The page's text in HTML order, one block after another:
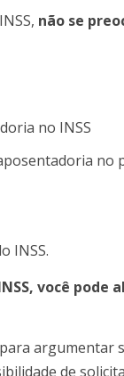
não se
no INSS
no
INSS.
você pode
argumentar
de